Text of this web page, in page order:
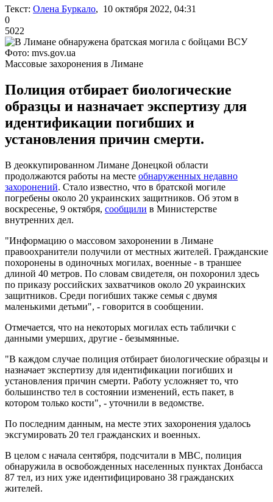
Текст: Олена Буркало, 10 октября 2022, 04:31
0
5022
Фото: mvs.gov.ua
Массовые захоронения в Лимане
Полиция отбирает биологические
образцы и назначает экспертизу для
идентификации погибших и
установления причин смерти.
В деоккупированном Лимане Донецкой области
продолжаются работы на месте обнаруженных недавно
захоронений. Стало известно, что в братской могиле
погребены около 20 украинских защитников. Об этом в
воскресенье, 9 октября, сообщили в Министерстве
внутренних дел.
"Информацию о массовом захоронении в Лимане
правоохранители получили от местных жителей. Гражданские
похоронены в одиночных могилах, военные - в траншее
длиной 40 метров. По словам свидетеля, он похоронил здесь
по приказу российских захватчиков около 20 украинских
защитников. Среди погибших также семья с двумя
маленькими детьми", - говорится в сообщении.
Отмечается, что на некоторых могилах есть таблички с
данными умерших, другие - безымянные.
"В каждом случае полиция отбирает биологические образцы и
назначает экспертизу для идентификации погибших и
установления причин смерти. Работу усложняет то, что
большинство тел в состоянии изменений, есть пакет, в
котором только кости", - уточнили в ведомстве.
По последним данным, на месте этих захоронения удалось
эксгумировать 20 тел гражданских и военных.
В целом с начала сентября, подсчитали в МВС, полиция
обнаружила в освобожденных населенных пунктах Донбасса
87 тел, из них уже идентифицировано 38 гражданских
жителей.